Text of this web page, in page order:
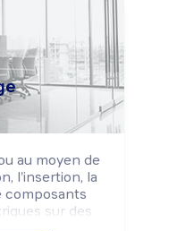
au moyen de
l'insertion, la
composants
sur des